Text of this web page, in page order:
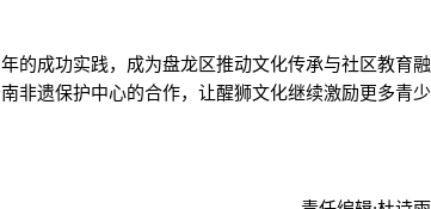
的成功实践，成为盘龙区推动文化传承与社区教育融
非遗保护中心的合作，让醒狮文化继续激励更多青少